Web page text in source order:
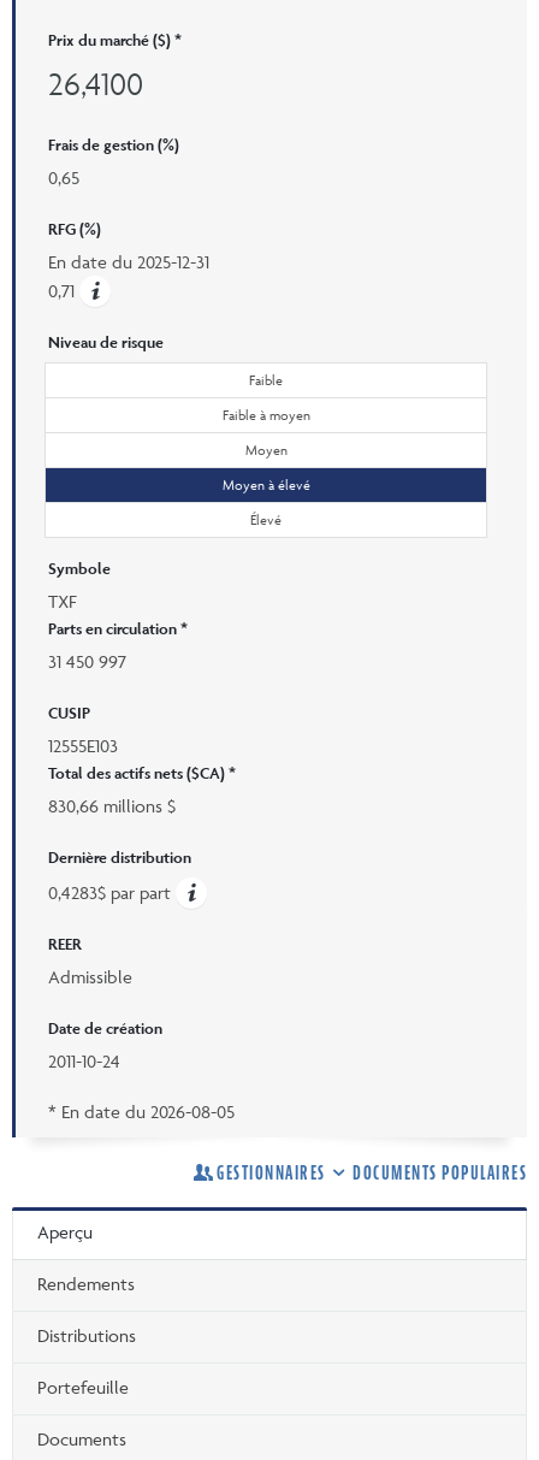
Prix ​​du marché ($) *
26,4100
Frais de gestion (%)
0,65
RFG (%)
En date du 2025-12-31
0,71
Niveau de risque
Faible
Faible à moyen
Moyen
Moyen à élevé
Élevé
Symbole
TXF
Parts en circulation *
31 450 997
CUSIP
12555E103
Total des actifs nets ($CA) *
830,66 millions $
Dernière distribution
0,4283$ par part
REER
Admissible
Date de création
2011-10-24
* En date du 2026-08-05
GESTIONNAIRES DOCUMENTS POPULAIRES
Aperçu
Rendements
Distributions
Portefeuille
Documents